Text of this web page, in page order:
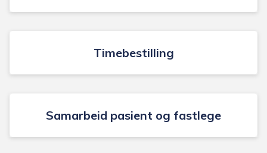
Timebestilling
Samarbeid pasient og fastlege